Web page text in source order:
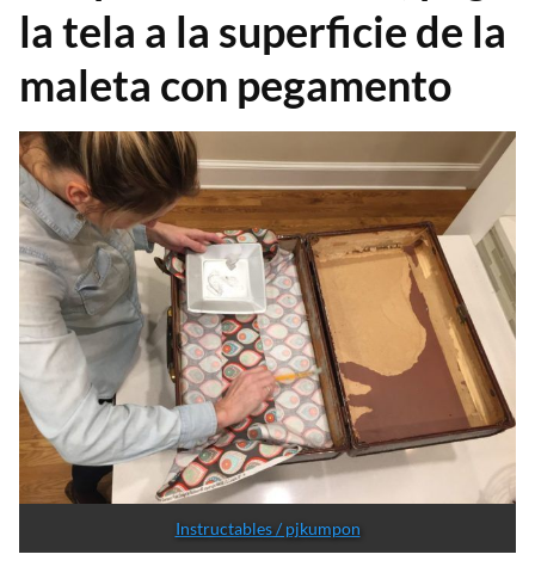
la tela a la superficie de la
maleta con pegamento
Instructables / pjkumpon